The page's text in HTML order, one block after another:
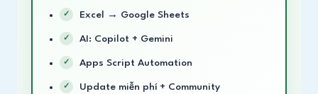
Excel → Google Sheets
AI: Copilot + Gemini
Apps Script Automation
Update miễn phí + Community